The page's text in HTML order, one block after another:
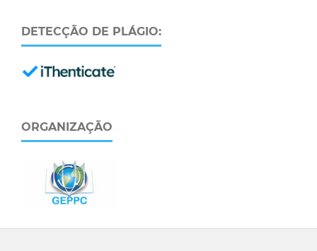
DETECÇÃO DE PLÁGIO:
ORGANIZAÇÃO